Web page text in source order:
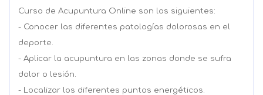
Curso de Acupuntura Online son los siguientes:
- Conocer las diferentes patologías dolorosas en el
deporte.
- Aplicar la acupuntura en las zonas donde se sufra
dolor o lesión.
- Localizar los diferentes puntos energéticos.